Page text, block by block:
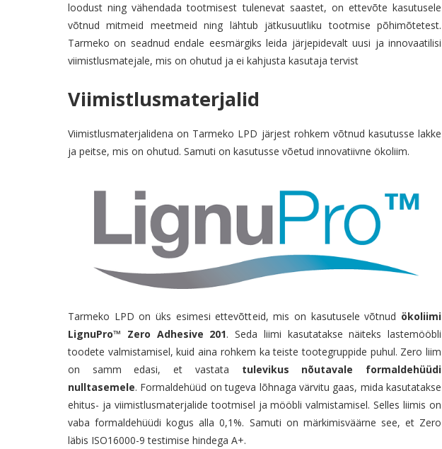
loodust ning vähendada tootmisest tulenevat saastet, on ettevõte kasutusele
võtnud mitmeid meetmeid ning lähtub jätkusuutliku tootmise põhimõtetest.
Tarmeko on seadnud endale eesmärgiks leida järjepidevalt uusi ja innovaatilisi
viimistlusmatejale, mis on ohutud ja ei kahjusta kasutaja tervist
Viimistlusmaterjalid
Viimistlusmaterjalidena on Tarmeko LPD järjest rohkem võtnud kasutusse lakke
ja peitse, mis on ohutud. Samuti on kasutusse võetud innovatiivne ökoliim.
Tarmeko LPD on üks esimesi ettevõtteid, mis on kasutusele võtnud ökoliimi
LignuPro™ Zero Adhesive 201. Seda liimi kasutatakse näiteks lastemööbli
toodete valmistamisel, kuid aina rohkem ka teiste tootegruppide puhul. Zero liim
on samm edasi, et vastata tulevikus nõutavale formaldehüüdi
nulltasemele. Formaldehüüd on tugeva lõhnaga värvitu gaas, mida kasutatakse
ehitus- ja viimistlusmaterjalide tootmisel ja mööbli valmistamisel. Selles liimis on
vaba formaldehüüdi kogus alla 0,1%. Samuti on märkimisväärne see, et Zero
läbis ISO16000-9 testimise hindega A+.